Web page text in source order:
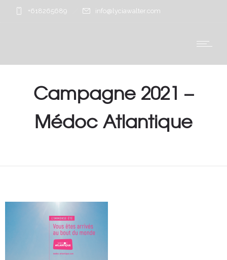
+618265689 info@lyciawalter.com
Campagne 2021 –
Médoc Atlantique